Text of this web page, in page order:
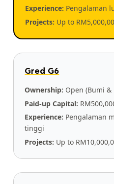
Experience: Pengalaman
Projects: Up to
Gred G6
Ownership: Open (Bumi
Paid-up Capital:
Experience: Pengalaman
tinggi
Projects: Up to